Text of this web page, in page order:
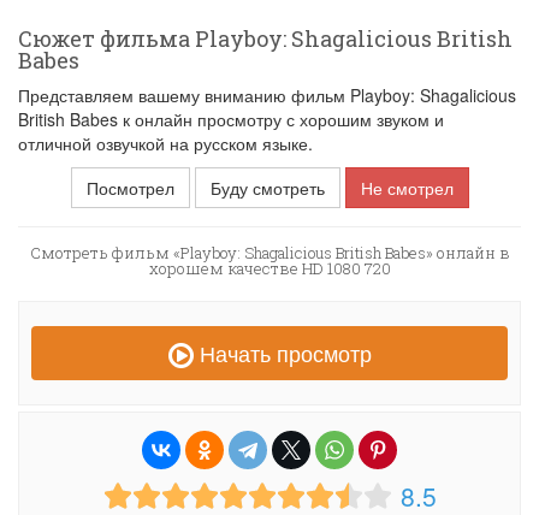
Сюжет фильма Playboy: Shagalicious British
Babes
Представляем вашему вниманию фильм Playboy: Shagalicious
British Babes к онлайн просмотру с хорошим звуком и
отличной озвучкой на русском языке.
Посмотрел
Буду смотреть Не смотрел
Смотреть фильм «Playboy: Shagalicious British Babes» онлайн в
хорошем качестве HD 1080 720
Начать просмотр
8.5